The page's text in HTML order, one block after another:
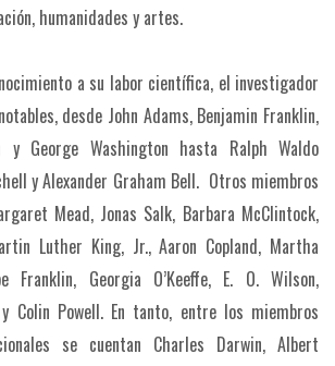
humanidades y artes.
a su labor científica, el investigador
desde John Adams, Benjamin Franklin,
y George Washington hasta Ralph Waldo
y Alexander Graham Bell. Otros miembros
Mead, Jonas Salk, Barbara McClintock,
Luther King, Jr., Aaron Copland, Martha
Franklin, Georgia O’Keeffe, E. O. Wilson,
Colin Powell. En tanto, entre los miembros
se cuentan Charles Darwin, Albert